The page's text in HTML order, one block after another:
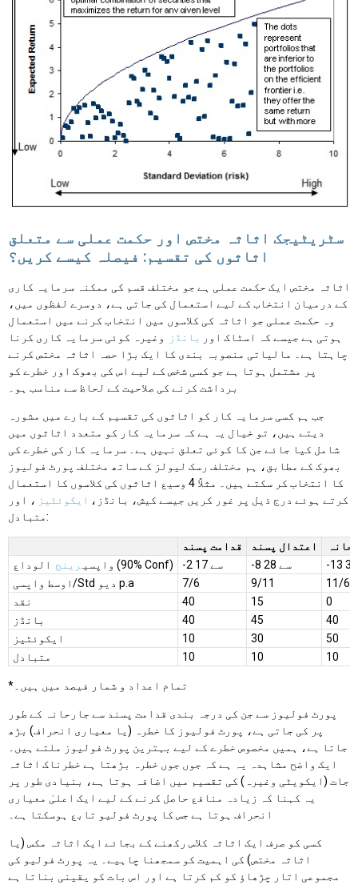
سٹریٹیجک اثاثہ مختص اور حکمت عملی سے متعلق
اثاثوں کی تقسیم: فیصلہ کیسے کریں؟
اثاثہ مختص ایک حکمت عملی ہے جو مختلف قسم کی ممکنہ سرمایہ کاری
کے درمیان انتخاب کے لیے استعمال کی جاتی ہے، دوسرے لفظوں میں،
وہ حکمت عملی جو اثاثہ کی کلاسوں میں انتخاب کرنے میں استعمال
ہوتی ہے جیسے کہ اسٹاک اور
بانڈز
وغیرہ کوئی سرمایہ کاری کرنا
چاہتا ہے۔ مالیاتی منصوبہ بندی کا ایک بڑا حصہ اثاثہ مختص کرنے
پر مشتمل ہوتا ہے جو کسی شخص کے لیے اس کی بھوک اور خطرے کو
برداشت کرنے کی صلاحیت کے لحاظ سے مناسب ہو۔
جب ہم کسی سرمایہ کار کو اثاثوں کی تقسیم کے بارے میں مشورہ
دیتے ہیں، تو خیال یہ ہے کہ سرمایہ کار کو متعدد اثاثوں میں
شامل کیا جائے جن کا کوئی تعلق نہیں ہے۔ سرمایہ کار کی خطرے کی
بھوک کے مطابق، ہم مختلف رسک لیولز کے ساتھ مختلف پورٹ فولیوز
کا انتخاب کر سکتے ہیں۔ مثلاً 4 وسیع اثاثوں کی کلاسوں کا استعمال
کرتے ہوئے درج ذیل پر غور کریں جیسے کیش، بانڈز، ایکوئٹیز ، اور
متبادل:
قدامت پسند اعتدال پسند
واپسی رینج الوداع (90% Conf) -2 سے 17
-8 سے 28
اوسط واپسی/Std دیو p.a
7/6 9/11
11/6
نقد
40 15
0
بانڈز
40 45
40
ایکوئٹیز
10 30
50
متبادل
10 10 10
*تمام اعداد و شمار فیصد میں ہیں۔
پورٹ فولیوز سے جن کی درجہ بندی قدامت پسند سے جارحانہ کے طور
پر کی جاتی ہے، پورٹ فولیوز کا خطرہ (یا معیاری انحراف) بڑھ
جاتا ہے، ہمیں مخصوص خطرے کے لیے بہترین پورٹ فولیوز ملتے ہیں۔
ایک واضح مشاہدہ یہ ہے کہ جوں جوں خطرہ بڑھتا ہے خطرناک اثاثہ
جات (ایکویٹی وغیرہ) کی تقسیم میں اضافہ ہوتا ہے، بنیادی طور پر
یہ کہنا کہ زیادہ منافع حاصل کرنے کے لیے ایک اعلیٰ معیاری
انحراف ہوتا ہے جس کا پورٹ فولیو تابع ہوسکتا ہے۔
کسی کو صرف ایک اثاثہ کلاس رکھنے کے بجائے ایک اثاثہ مکس (یا
اثاثہ مختص) کی اہمیت کو سمجھنا چاہیے۔ یہ پورٹ فولیو کی
مجموعی اتار چڑھاؤ کو کم کرتا ہے اور اس بات کو یقینی بناتا ہے